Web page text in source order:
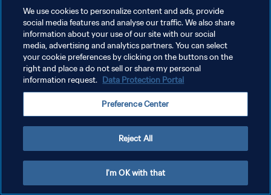
プライバシーポリシー
サービス利用規約
クッキー設定の管理
Copyright © 1994 - 2026 FIFA. All rights reserved.
We use cookies to personalize content and ads, provide
social media features and analyse our traffic. We also share
information about your use of our site with our social
media, advertising and analytics partners. You can select
your cookie preferences by clicking on the buttons on the
right and place a do not sell or share my personal
information request. Data Protection Portal
Preference Center
Reject All
I'm OK with that